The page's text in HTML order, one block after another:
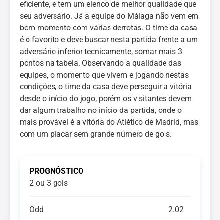
eficiente, e tem um elenco de melhor qualidade que
seu adversário. Já a equipe do Málaga não vem em
bom momento com várias derrotas. O time da casa
é o favorito e deve buscar nesta partida frente a um
adversário inferior tecnicamente, somar mais 3
pontos na tabela. Observando a qualidade das
equipes, o momento que vivem e jogando nestas
condições, o time da casa deve perseguir a vitória
desde o início do jogo, porém os visitantes devem
dar algum trabalho no início da partida, onde o
mais provável é a vitória do Atlético de Madrid, mas
com um placar sem grande número de gols.
PROGNÓSTICO
2 ou 3 gols
Odd 2.02